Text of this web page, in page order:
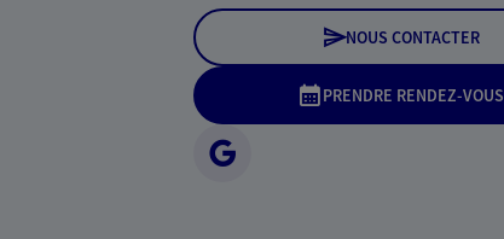
NOUS CONTACTER
PRENDRE RENDEZ-VOUS